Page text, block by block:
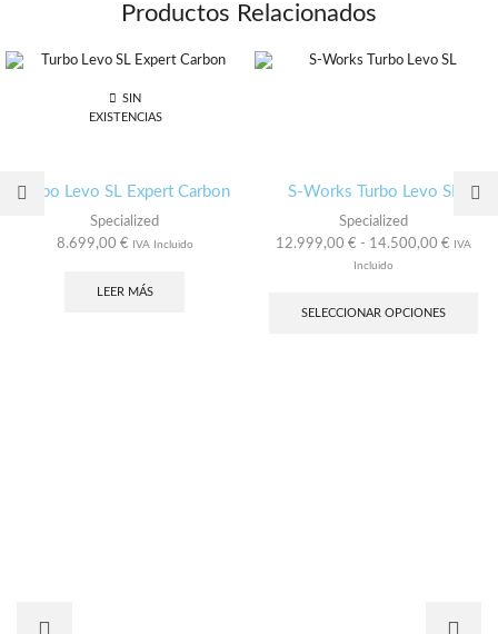
Productos Relacionados
SIN
EXISTENCIAS
Turbo Levo SL Expert Carbon
Specialized
8.699,00 € IVA Incluido
LEER MÁS
S-Works Turbo Levo SL
Specialized
12.999,00 € - 14.500,00 € Rango
IVA
Incluido
SELECCIONAR OPCIONES